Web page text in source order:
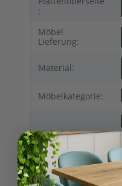
:
Möbel
Lieferung:
Material:
Möbelkategorie:
Möbelstil:
Variationen: